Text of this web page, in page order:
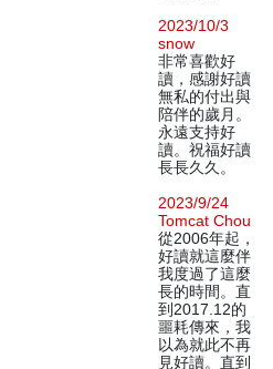
2023/10/3
snow
非常喜歡好
讀，感謝好讀
無私的付出與
陪伴的歲月。
永遠支持好
讀。祝福好讀
長長久久。
2023/9/24
Tomcat Chou
從2006年起，
好讀就這麼伴
我度過了這麼
長的時間。直
到2017.12的
噩耗傳來，我
以為就此不再
見好讀。直到